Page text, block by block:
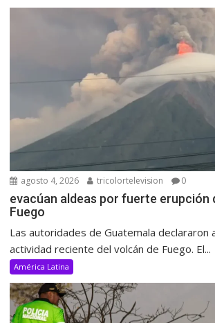
agosto 4, 2026 tricolortelevision 0
evacúan aldeas por fuerte erupción
Fuego
Las autoridades de Guatemala declararon
actividad reciente del volcán de Fuego. El...
América Latina